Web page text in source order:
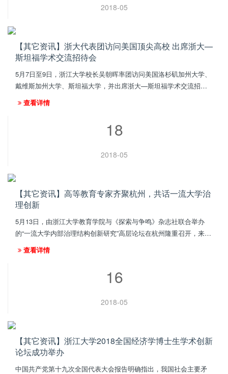
2018-05
【其它资讯】浙大代表团访问美国顶尖高校 出席浙大—
斯坦福学术交流招待会
5月7日至9日，浙江大学校长吴朝晖率团访问美国洛杉矶加州大学、
戴维斯加州大学、斯坦福大学，并出席浙大—斯坦福学术交流招待
会，推动深度交流与合作。5月9日上午，吴朝晖一行访问斯坦福大
学，分别会见了教务长...
查看详情
18
2018-05
【其它资讯】高等教育专家齐聚杭州，共话一流大学治
理创新
5月13日，由浙江大学教育学院与《探索与争鸣》杂志社联合举办
的“一流大学内部治理结构创新研究”高层论坛在杭州隆重召开，来自
中国高等教育学会的领导、国内知名高校的高等教育专家以及学术
刊物编辑等60余人齐...
查看详情
16
2018-05
【其它资讯】浙江大学2018全国经济学博士生学术创新
论坛成功举办
中国共产党第十九次全国代表大会报告明确指出，我国社会主要矛